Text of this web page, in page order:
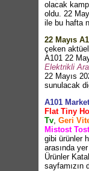
olacak
oldu. 22
ile bu hafta
22 Mayıs
çeken
A101 22
Elektrikli
22 Mayıs
sunulacak
A101
Flat Tiny
Tv, Geri
Mistost
gibi ürünler
arasında
Ürünler
sayfamızın